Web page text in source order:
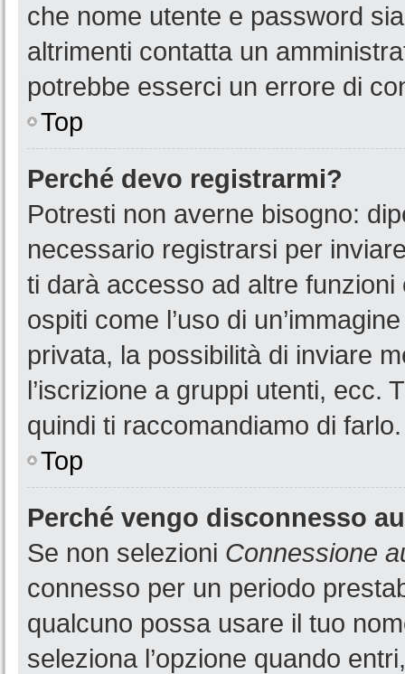
che nome utente e password
altrimenti contatta un
potrebbe esserci un errore di
Top
Perché devo registrarmi?
Potresti non averne bisogno:
necessario registrarsi per
ti darà accesso ad altre
ospiti come l’uso di
privata, la possibilità di inviare
l’iscrizione a gruppi utenti, ecc.
quindi ti raccomandiamo di farlo.
Top
Perché vengo disconnesso
Se non selezioni Connessione
connesso per un periodo
qualcuno possa usare il tuo
seleziona l’opzione quando